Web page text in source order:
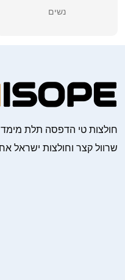
נשים
חולצות טי הדפסה תלת מימד
שרוול קצר וחולצות ישראל